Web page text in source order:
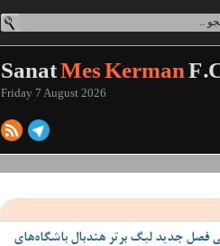
SanatMes Kerman
Friday 7 August 2026
فصل جدید لیگ برتر هندبال باشگاه‌های